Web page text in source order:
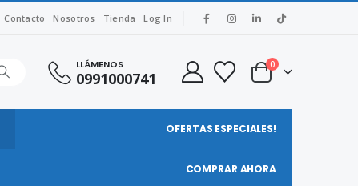
Contacto Nosotros Tienda Log In
LLÁMENOS
0991000741
0
OFERTAS ESPECIALES!
COMPRAR AHORA